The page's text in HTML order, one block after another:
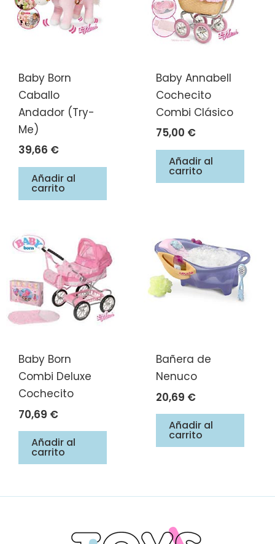
Baby Born
Caballo
Andador (Try-
Me)
39,66 €
Añadir al
carrito
Baby Annabell
Cochecito
Combi Clásico
75,00 €
Añadir al
carrito
Baby Born
Combi Deluxe
Cochecito
70,69 €
Añadir al
carrito
Bañera de
Nenuco
20,69 €
Añadir al
carrito